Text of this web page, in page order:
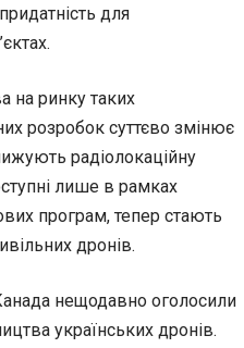
для
на ринку таких
розробок суттєво змінює
радіолокаційну
лише в рамках
програм, тепер стають
дронів.
нещодавно оголосили
українських дронів.